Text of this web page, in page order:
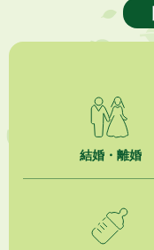
就職・転職相談会のご案内
2026年8月6日
ジュビロ磐田（情報提供・
結婚・離婚